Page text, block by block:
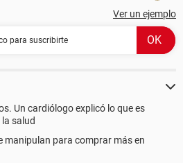
Ver un ejemplo
Un cardiólogo explicó lo que es
salud
manipulan para comprar más en